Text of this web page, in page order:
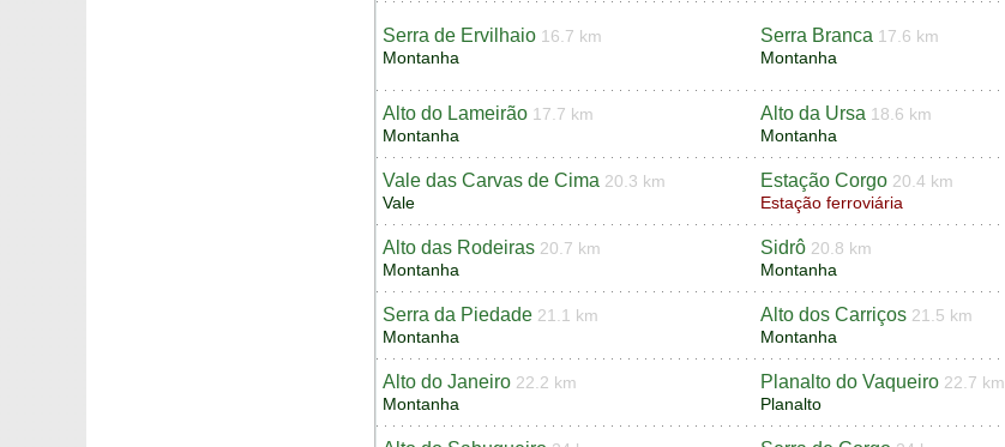
Serra de Ervilhaio 16.7 km
Montanha
Serra Branca 17.6 km
Montanha
Alto do Lameirão 17.7 km
Montanha
Alto da Ursa 18.6 km
Montanha
Vale das Carvas de Cima 20.3 km
Vale
Estação Corgo 20.4 km
Estação ferroviária
Alto das Rodeiras 20.7 km
Montanha
Sidrô 20.8 km
Montanha
Serra da Piedade 21.1 km
Montanha
Alto dos Carriços 21.5 km
Montanha
Alto do Janeiro 22.2 km
Montanha
Planalto do Vaqueiro 22.7 km
Planalto